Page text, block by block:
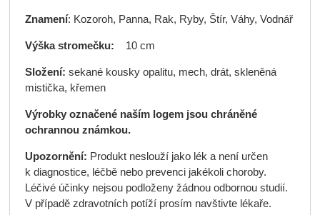
Znamení: Kozoroh, Panna, Rak, Ryby, Štír, Váhy, Vodnář
Výška stromečku: 10 cm
Složení: sekané kousky opalitu, mech, drát, skleněná
mistička, křemen
Výrobky označené naším logem jsou chráněné
ochrannou známkou.
Upozornění: Produkt neslouží jako lék a není určen
k diagnostice, léčbě nebo prevenci jakékoli choroby.
Léčivé účinky nejsou podloženy žádnou odbornou studií.
V případě zdravotních potíží prosím navštivte lékaře.